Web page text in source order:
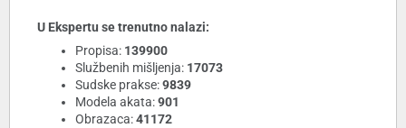
U Ekspertu se trenutno nalazi:
Propisa: 139900
Službenih mišljenja: 17073
Sudske prakse:9839
Modela akata:901
Obrazaca:41172